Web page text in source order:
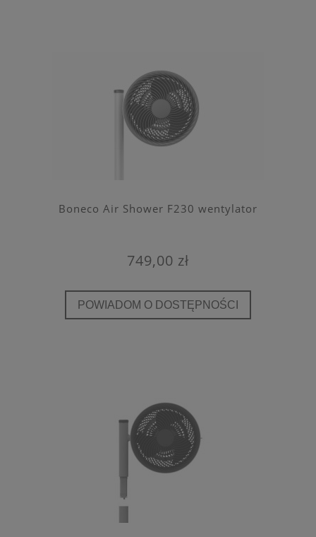
Boneco Air Shower F230 wentylator
749,00 zł
POWIADOM O DOSTĘPNOŚCI